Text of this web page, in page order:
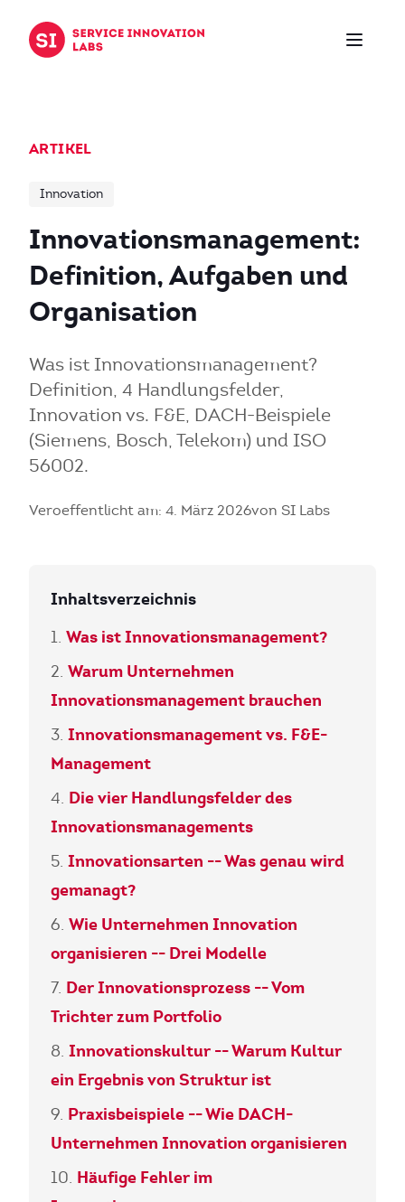
ARTIKEL
Innovation
Innovationsmanagement:
Definition, Aufgaben und
Organisation
Was ist Innovationsmanagement?
Definition, 4 Handlungsfelder,
Innovation vs. F&E, DACH-Beispiele
(Siemens, Bosch, Telekom) und ISO
56002.
Veroeffentlicht am: 4. März 2026von SI Labs
Inhaltsverzeichnis
Was ist Innovationsmanagement?
Warum Unternehmen
Innovationsmanagement brauchen
Innovationsmanagement vs. F&E-
Management
Die vier Handlungsfelder des
Innovationsmanagements
Innovationsarten -- Was genau wird
gemanagt?
Wie Unternehmen Innovation
organisieren -- Drei Modelle
Der Innovationsprozess -- Vom
Trichter zum Portfolio
Innovationskultur -- Warum Kultur
ein Ergebnis von Struktur ist
Praxisbeispiele -- Wie DACH-
Unternehmen Innovation organisieren
Häufige Fehler im